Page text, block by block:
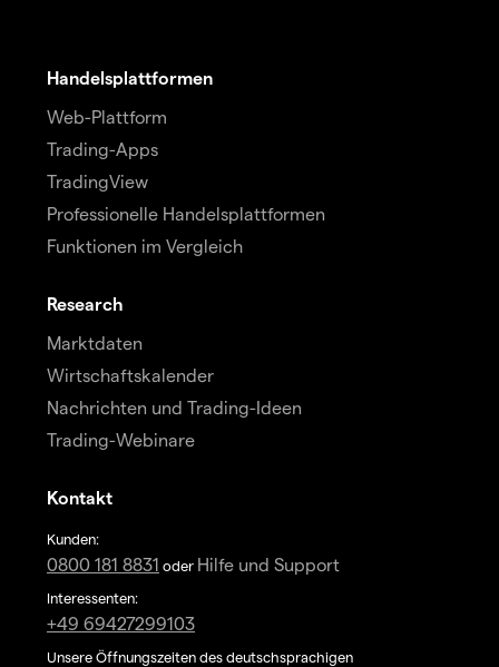
Handelsplattformen
Web-Plattform
Trading-Apps
TradingView
Professionelle Handelsplattformen
Funktionen im Vergleich
Research
Marktdaten
Wirtschaftskalender
Nachrichten und Trading-Ideen
Trading-Webinare
Kontakt
Kunden:
0800 181 8831 oder Hilfe und Support
Interessenten:
+49 69427299103
Unsere Öffnungszeiten des deutschsprachigen